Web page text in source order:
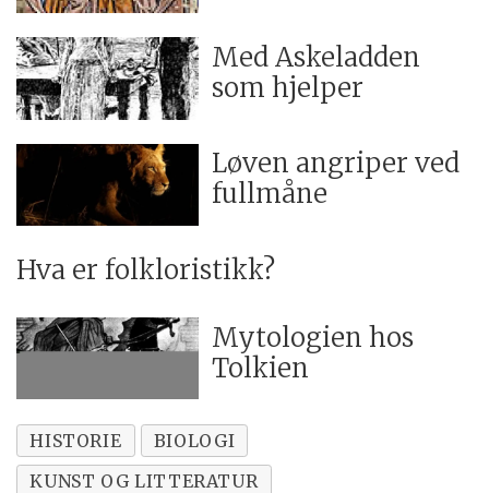
Med Askeladden
som hjelper
Løven angriper ved
fullmåne
Hva er folkloristikk?
Mytologien hos
Tolkien
HISTORIE
BIOLOGI
KUNST OG LITTERATUR